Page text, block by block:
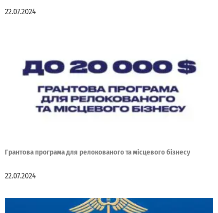
22.07.2024
Грантова програма для релокованого та місцевого бізнесу
22.07.2024